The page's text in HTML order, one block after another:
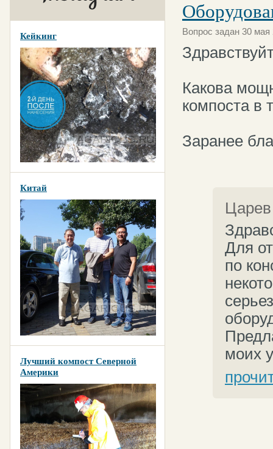
Кейкинг
Китай
Лучший компост Северной
Америки
Вопрос задан 30
Какова
компоста в
Заранее
Для
по
моих